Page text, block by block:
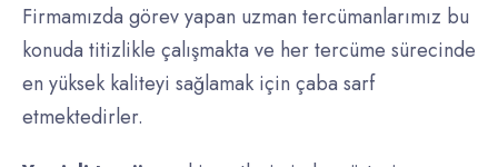
Firmamızda görev yapan uzman tercümanlarımız bu
konuda titizlikle çalışmakta ve her tercüme sürecinde
en yüksek kaliteyi sağlamak için çaba sarf
etmektedirler.